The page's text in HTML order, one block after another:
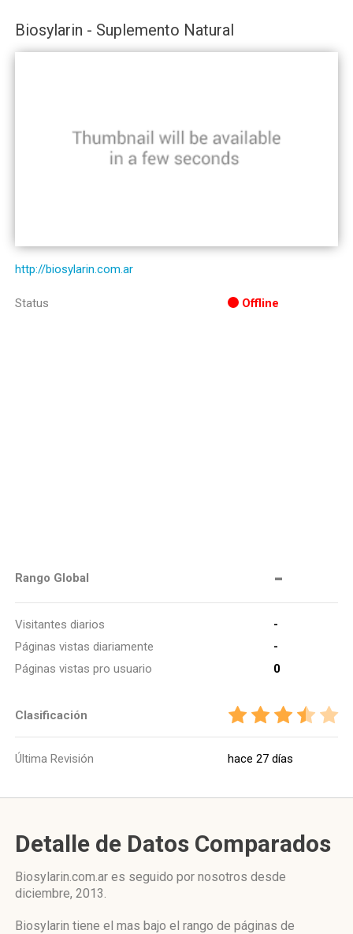
Biosylarin - Suplemento Natural
http://biosylarin.com.ar
Status Offline
Rango Global -
Visitantes diarios
-
Páginas vistas diariamente
-
Páginas vistas pro usuario
0
Clasificación
Última Revisión hace 27 días
Detalle de Datos Comparados
Biosylarin.com.ar es seguido por nosotros desde
diciembre, 2013.
Biosylarin tiene el mas bajo el rango de páginas de